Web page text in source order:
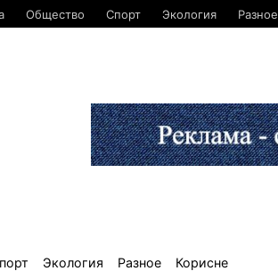
Общество Спорт Экология Разное
Экология Разное Корисне